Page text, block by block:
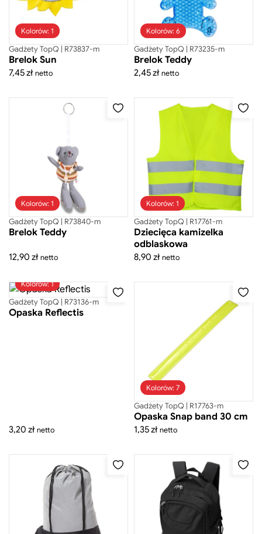
Torby sportowe
Zestawy prezentowe
Mini figurki
Gadżety TopQ
Cena
Cena
Zastosuj filtr ceny
Kolorów: 1
Gadżety TopQ | R73837-m
Brelok Sun
7,45złnetto
Kolorów: 6
Gadżety TopQ | R73235-m
Brelok Teddy
2,45złnetto
Kolorów: 1
Gadżety TopQ | R73840-m
Brelok Teddy
12,90 złnetto
Kolorów: 1
Gadżety TopQ | R17761-m
Dziecięca kamizelka
odblaskowa
8,90 złnetto
Kolorów: 1
Gadżety TopQ | R73136-m
Opaska Reflectis
3,20 złnetto
Kolorów: 7
Gadżety TopQ | R17763-m
Opaska Snap band 30 cm
1,35złnetto